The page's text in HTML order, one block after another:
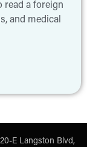
read a foreign
and medical
E Langston Blvd,